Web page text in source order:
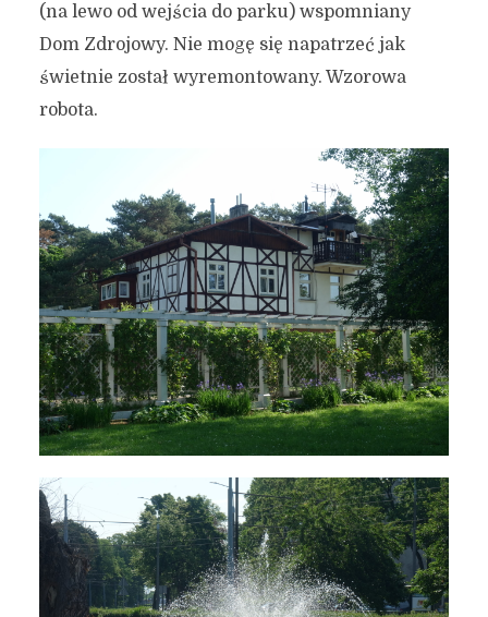
(na lewo od wejścia do parku) wspomniany
Dom Zdrojowy. Nie mogę się napatrzeć jak
świetnie został wyremontowany. Wzorowa
robota.